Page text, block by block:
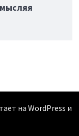
наWordPress и